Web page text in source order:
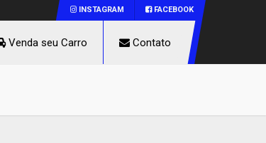
INSTAGRAM FACEBOOK
Venda seu Carro Contato